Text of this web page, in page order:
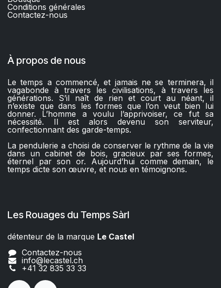
Conditions générales
Contactez-nous​
À propos de nous
Le temps a commencé, et jamais ne se terminera, il
vagabonde à travers les civilisations, à travers les
générations. S’il naît de rien et court au néant, il
n’existe que dans les formes que l’on veut bien lui
donner. L’homme a voulu l’apprivoiser, ce fut sa
nécessité. Il est alors devenu son serviteur,
confectionnant des garde-temps.
La pendulerie a choisi de conserver le rythme de la vie
dans un cabinet de bois, gracieux par ses formes,
éternel par son or. Aujourd’hui comme demain, le
temps dicte son œuvre, et nous en témoignons.
Les Rouages du Temps Sàrl
détenteur de la marque Le Castel​​
Contactez-nous
info@lecastel.ch
+41 32 835 33 33